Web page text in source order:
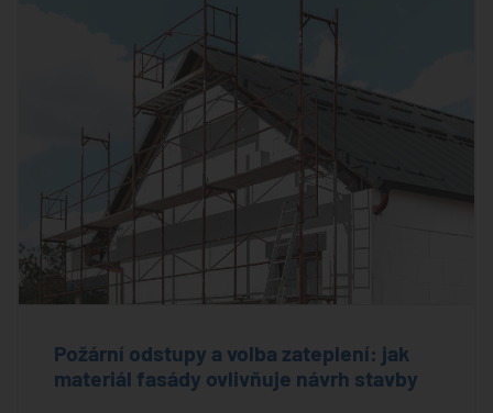
Požární odstupy a volba zateplení: jak
materiál fasády ovlivňuje návrh stavby